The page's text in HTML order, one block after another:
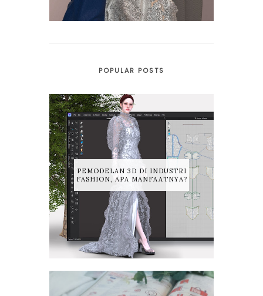
POPULAR POSTS
PEMODELAN 3D DI INDUSTRI
FASHION, APA MANFAATNYA?